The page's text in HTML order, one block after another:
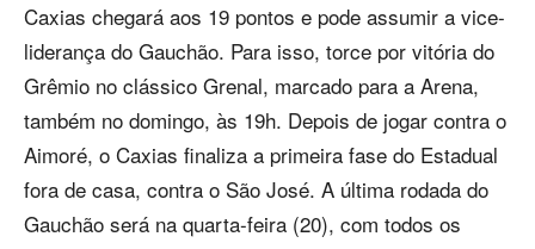
Caxias chegará aos 19 pontos e pode assumir a vice-
liderança do Gauchão. Para isso, torce por vitória do
Grêmio no clássico Grenal, marcado para a Arena,
também no domingo, às 19h. Depois de jogar contra o
Aimoré, o Caxias finaliza a primeira fase do Estadual
fora de casa, contra o São José. A última rodada do
Gauchão será na quarta-feira (20), com todos os